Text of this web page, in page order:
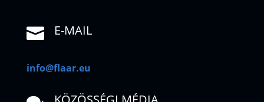
 E-MAIL
info@flaar.eu